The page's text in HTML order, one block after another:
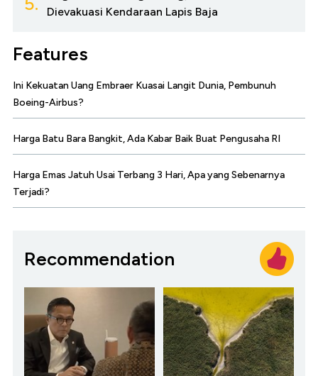
Dievakuasi Kendaraan Lapis Baja
Features
Ini Kekuatan Uang Embraer Kuasai Langit Dunia, Pembunuh
Boeing-Airbus?
Harga Batu Bara Bangkit, Ada Kabar Baik Buat Pengusaha RI
Harga Emas Jatuh Usai Terbang 3 Hari, Apa yang Sebenarnya
Terjadi?
Recommendation